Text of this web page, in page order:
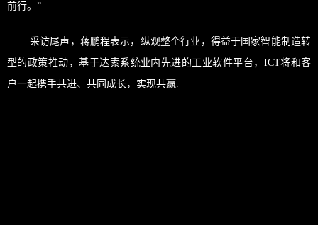
前行。”
采访尾声，蒋鹏程表示，纵观整个行业，得益于国家智能制造转
型的政策推动，基于达索系统业内先进的工业软件平台，ICT将和客
户一起携手共进、共同成长，实现共赢.